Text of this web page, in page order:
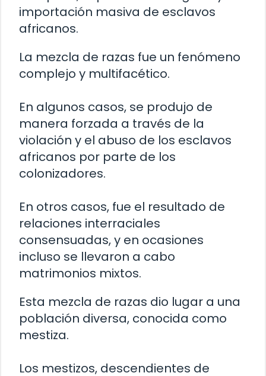
importación masiva de esclavos
africanos.
La mezcla de razas fue un fenómeno
complejo y multifacético.
En algunos casos, se produjo de
manera forzada a través de la
violación y el abuso de los esclavos
africanos por parte de los
colonizadores.
En otros casos, fue el resultado de
relaciones interraciales
consensuadas, y en ocasiones
incluso se llevaron a cabo
matrimonios mixtos.
Esta mezcla de razas dio lugar a una
población diversa, conocida como
mestiza.
Los mestizos, descendientes de